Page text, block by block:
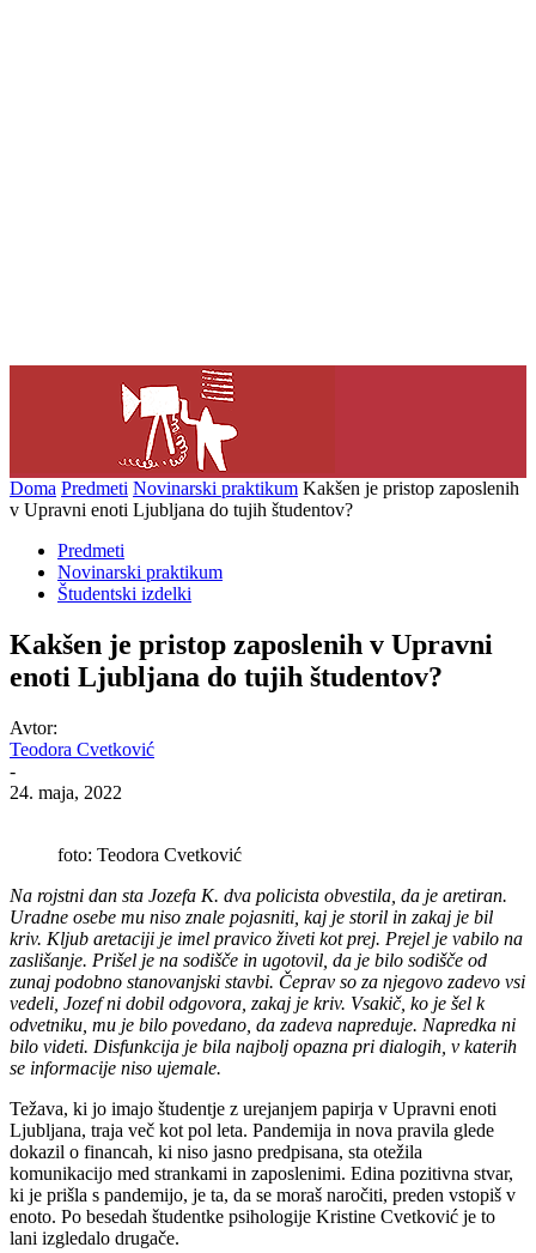
Doma Predmeti Novinarski praktikum Kakšen je pristop zaposlenih
v Upravni enoti Ljubljana do tujih študentov?
Predmeti
Novinarski praktikum
Študentski izdelki
Kakšen je pristop zaposlenih v Upravni
enoti Ljubljana do tujih študentov?
Avtor:
Teodora Cvetković
-
24. maja, 2022
foto: Teodora Cvetković
Na rojstni dan sta Jozefa K. dva policista obvestila, da je aretiran.
Uradne osebe mu niso znale pojasniti, kaj je storil in zakaj je bil
kriv. Kljub aretaciji je imel pravico živeti kot prej. Prejel je vabilo na
zaslišanje. Prišel je na sodišče in ugotovil, da je bilo sodišče od
zunaj podobno stanovanjski stavbi. Čeprav so za njegovo zadevo vsi
vedeli, Jozef ni dobil odgovora, zakaj je kriv. Vsakič, ko je šel k
odvetniku, mu je bilo povedano, da zadeva napreduje. Napredka ni
bilo videti. Disfunkcija je bila najbolj opazna pri dialogih, v katerih
se informacije niso ujemale.
Težava, ki jo imajo študentje z urejanjem papirja v Upravni enoti
Ljubljana, traja več kot pol leta. Pandemija in nova pravila glede
dokazil o financah, ki niso jasno predpisana, sta otežila
komunikacijo med strankami in zaposlenimi. Edina pozitivna stvar,
ki je prišla s pandemijo, je ta, da se moraš naročiti, preden vstopiš v
enoto. Po besedah ​študentke psihologije Kristine Cvetković je to
lani izgledalo drugače.